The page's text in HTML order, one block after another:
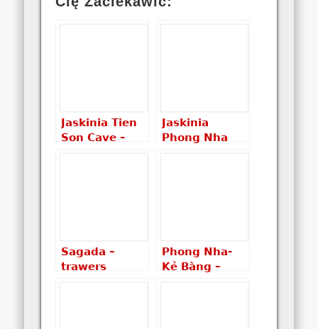
Jaskinia Tien
Son Cave –
Jaskinia
Phong Nha
Sagada –
trawers
Phong Nha-
Kẻ Bàng –